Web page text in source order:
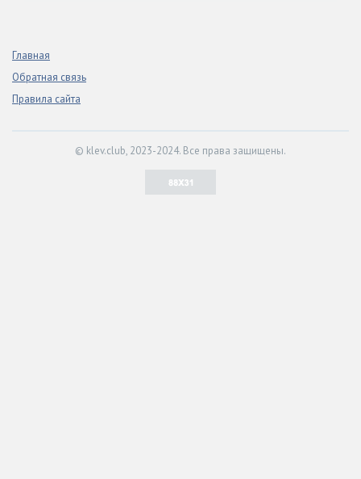
Главная
Обратная связь
Правила сайта
© klev.club, 2023-2024. Все права защищены.